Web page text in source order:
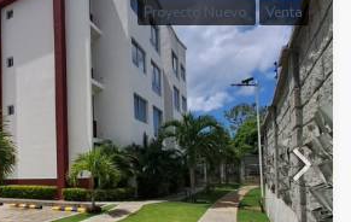
Proyecto Nuevo Venta